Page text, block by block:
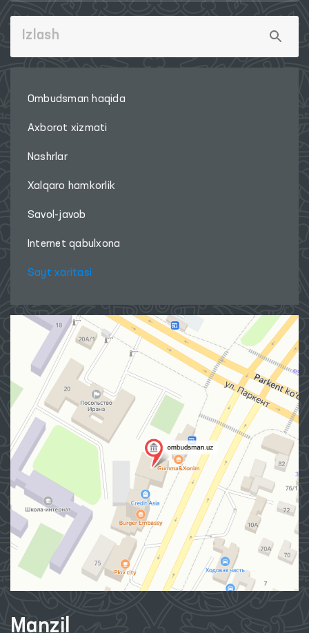
Ombudsman haqida
Axborot xizmati
Nashrlar
Xalqaro hamkorlik
Savol-javob
Internet qabulxona
Sayt xaritasi
Manzil